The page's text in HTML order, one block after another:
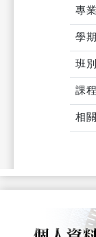
專
學
班別
課
相